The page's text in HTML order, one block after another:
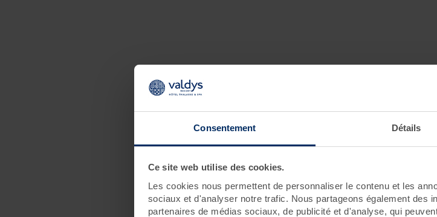
Consentement Détails
Ce site web utilise des cookies.
Les cookies nous permettent de personnaliser le contenu et les
sociaux et d'analyser notre trafic. Nous partageons également des
partenaires de médias sociaux, de publicité et d'analyse, qui